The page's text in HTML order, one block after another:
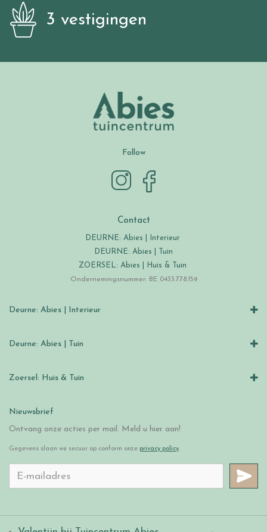
3 vestigingen
Follow
Contact
DEURNE: Abies | Interieur
DEURNE: Abies | Tuin
ZOERSEL: Abies | Huis & Tuin
Ondernemingsnummer: BE 0433.778.159
Deurne: Abies | Interieur
Deurne: Abies | Tuin
Zoersel: Huis & Tuin
Nieuwsbrief
Ontvang onze acties per mail. Meld u hier aan!
Gegevens slaan we secuur op conform onze privacy policy.